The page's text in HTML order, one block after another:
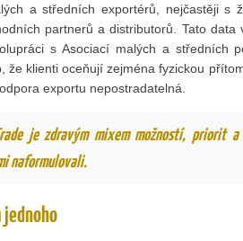
a středních exportérů, nejčastěji s
partnerů a distributorů. Tato data
s Asociací malých a středních
že klienti oceňují zejména fyzickou
exportu nepostradatelná.
je zdravým mixem možností, priorit
naformulovali.
jednoho